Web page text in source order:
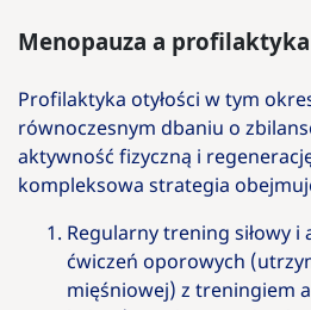
Menopauza a
Profilaktyka otyłości w tym
równoczesnym dbaniu o
aktywność fizyczną i
kompleksowa strategia
Regularny trening siłowy i
ćwiczeń oporowych
mięśniowej) z treningiem